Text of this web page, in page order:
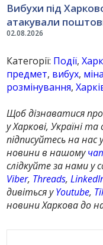
02.08.2026
Вибухи під
атакували
Категорії: Події,
предмет, вибух, міна
розмінування,
Щоб дізнаватися
у Харкові, Україні та
підписуйтесь на нас
новини в нашому
слідкуйте за нами у
Viber, Threads,
дивіться уYoutube,
новини Харкова до